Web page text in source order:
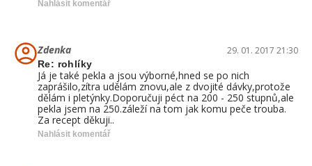
Nahlásit komentář
Zdenka 29. 01. 2017 21:30
Re: rohlíky
Já je také pekla a jsou výborné,hned se po nich
zaprášilo,zítra udělám znovu,ale z dvojité dávky,protože
dělám i pletýnky.Doporučuji péct na 200 - 250 stupnů,ale
pekla jsem na 250.záleží na tom jak komu peče trouba.
Za recept děkuji..
Nahlásit komentář